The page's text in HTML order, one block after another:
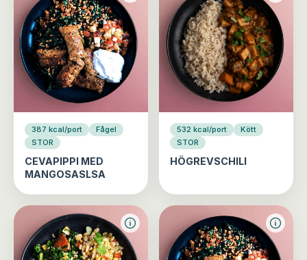
387 kcal/port
Fågel
STOR
CEVAPIPPI MED
MANGOSASLSA
532 kcal/port
Kött
STOR
HÖGREVSCHILI